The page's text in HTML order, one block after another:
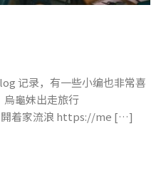
记录，有一些小编也非常喜
烏龜妹出走旅行
着家流浪 https://me […]